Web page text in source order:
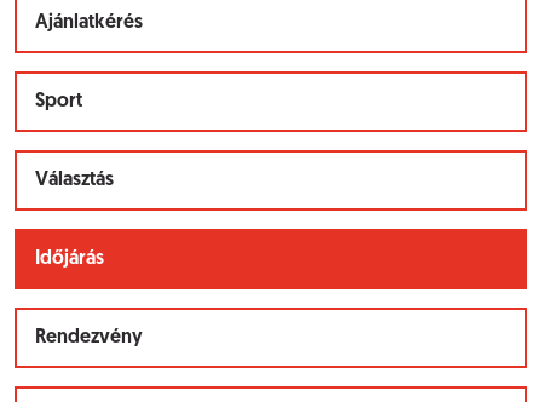
Ajánlatkérés
Sport
Választás
Időjárás
Rendezvény